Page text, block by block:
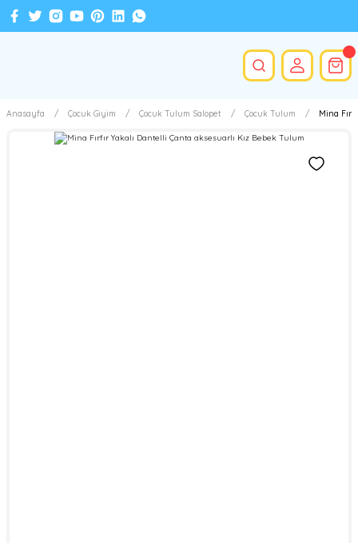
Anasayfa Çocuk Giyim Çocuk Tulum Salopet Çocuk Tulum Mina